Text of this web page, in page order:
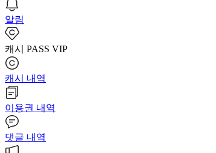
알림
캐시 PASS VIP
캐시 내역
이용권 내역
댓글 내역